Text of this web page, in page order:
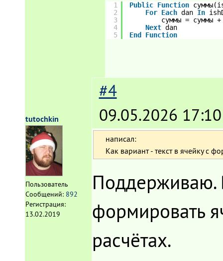
1
2
3
4
5
Public Function
For Each dan In
суммы = суммы
Next dan
End
Function
tutochkin
Пользователь
Сообщений: 892
Регистрация:
13.02.2019
#4
09.05.2026
написал:
Как вариант - текст в ячейку с
Поддерживаю.
формировать
расчётах.